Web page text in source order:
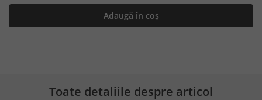
Adaugă în coș
Toate detaliile despre articol